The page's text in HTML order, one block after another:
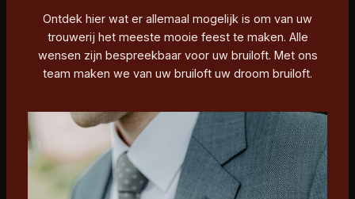
Ontdek hier wat er allemaal mogelijk is om van uw
trouwerij het meeste mooie feest te maken. Alle
wensen zijn bespreekbaar voor uw bruiloft. Met ons
team maken we van uw bruiloft uw droom bruiloft.